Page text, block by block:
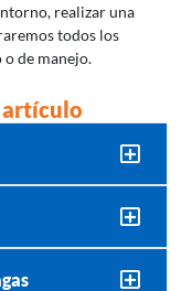
realizar una
todos los
o de manejo.
artículo